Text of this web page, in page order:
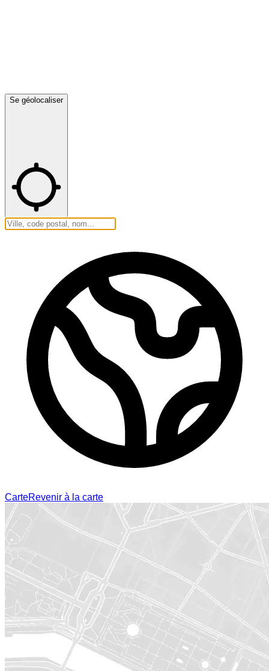
Se géolocaliser
CarteRevenir à la carte